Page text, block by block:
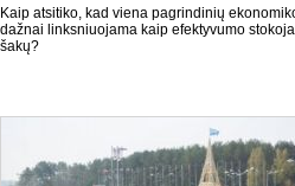
Kaip atsitiko, kad viena pagrindinių
dažnai linksniuojama kaip efektyvumo
šakų?